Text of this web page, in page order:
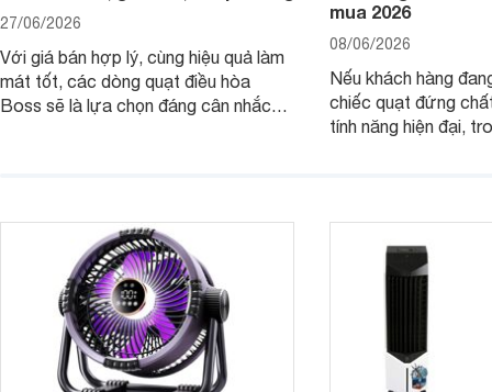
27/06/2026
Với giá bán hợp lý, cùng hiệu quả làm
mát tốt, các dòng quạt điều hòa
Boss sẽ là lựa chọn đáng cân nhắc
mua 2026
08/06/2026
Nếu khách hàng
chiếc quạt đứng
tính năng hiện đại,